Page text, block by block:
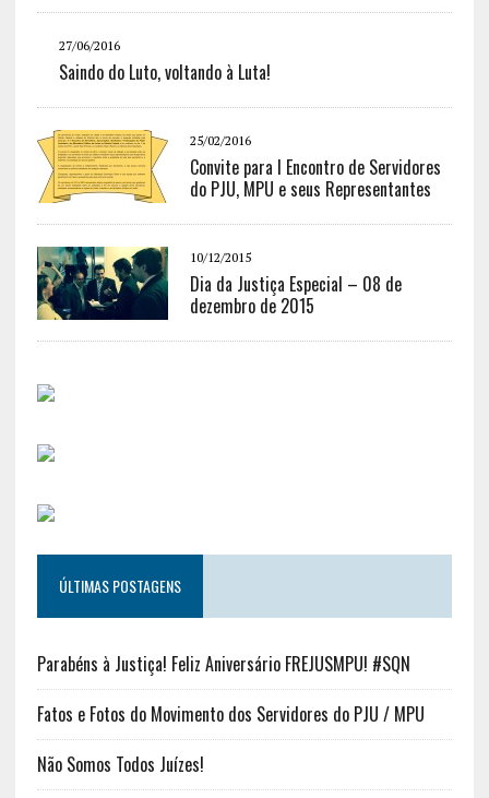
27/06/2016
Saindo do Luto, voltando à Luta!
25/02/2016
Convite para I Encontro de Servidores
do PJU, MPU e seus Representantes
10/12/2015
Dia da Justiça Especial – 08 de
dezembro de 2015
ÚLTIMAS POSTAGENS
Parabéns à Justiça! Feliz Aniversário FREJUSMPU! #SQN
Fatos e Fotos do Movimento dos Servidores do PJU / MPU
Não Somos Todos Juízes!